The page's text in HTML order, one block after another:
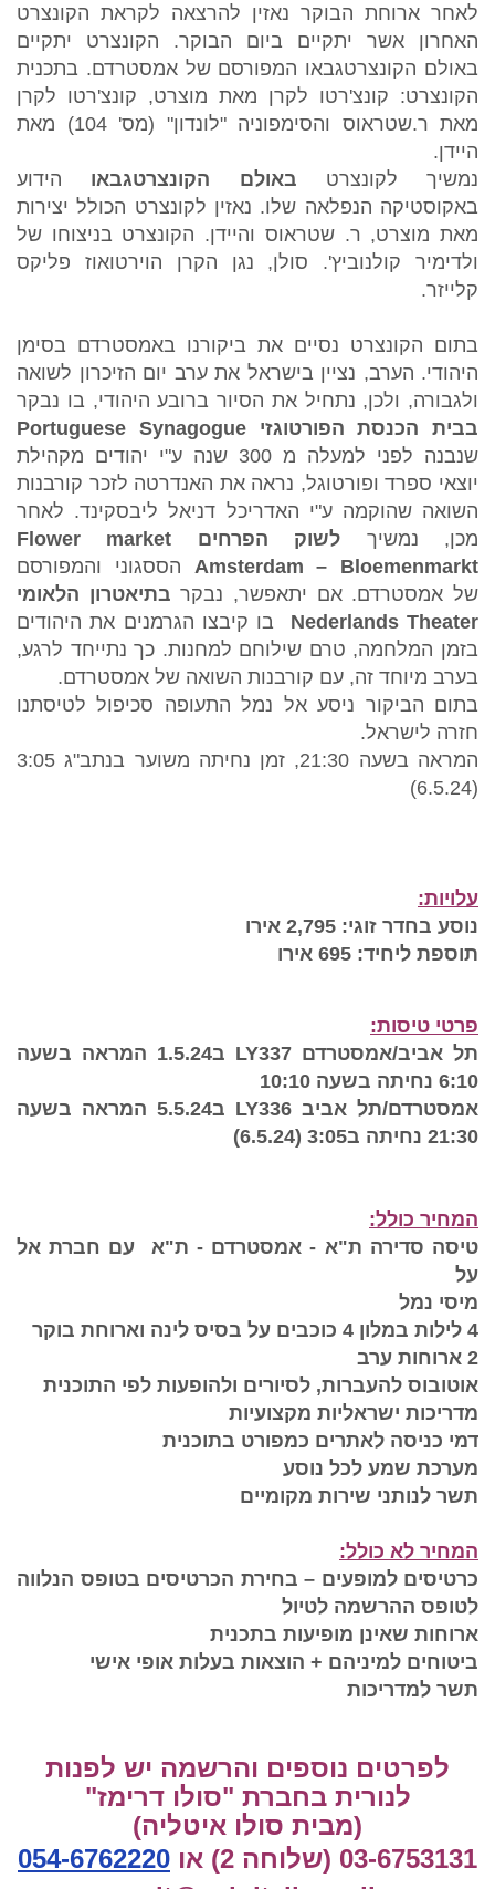
לאחר ארוחת הבוקר נאזין להרצאה לקראת הקונצרט
האחרון אשר יתקיים ביום הבוקר. הקונצרט יתקיים
באולם הקונצרטגבאו המפורסם של אמסטרדם. בתכנית
הקונצרט: קונצ'רטו לקרן מאת מוצרט, קונצ'רטו לקרן
מאת ר.שטראוס והסימפוניה "לונדון" (מס' 104) מאת
היידן.
נמשיך לקונצרט באולם הקונצרטגבאו הידוע
באקוסטיקה הנפלאה שלו. נאזין לקונצרט הכולל יצירות
מאת מוצרט, ר. שטראוס והיידן. הקונצרט בניצוחו של
ולדימיר קולנוביץ'. סולן, נגן הקרן הוירטואוז פליקס
קלייזר.
בתום הקונצרט נסיים את ביקורנו באמסטרדם בסימן
היהודי. הערב, נציין בישראל את ערב יום הזיכרון לשואה
ולגבורה, ולכן, נתחיל את הסיור ברובע היהודי, בו נבקר
בבית הכנסת הפורטוגזי
Portuguese Synagogue
שנבנה לפני למעלה מ 300 שנה ע"י יהודים מקהילת
יוצאי ספרד ופורטוגל, נראה את האנדרטה לזכר קורבנות
השואה שהוקמה ע"י האדריכל דניאל ליבסקינד. לאחר
מכן, נמשיך לשוק הפרחים Flower market
Amsterdam – Bloemenmarkt הססגוני והמפורסם
של אמסטרדם. אם יתאפשר, נבקר בתיאטרון הלאומי
Nederlands Theater
בו קיבצו הגרמנים את היהודים
בזמן המלחמה, טרם שילוחם למחנות. כך נתייחד לרגע,
בערב מיוחד זה, עם קורבנות השואה של אמסטרדם.
בתום הביקור ניסע אל נמל התעופה סכיפול לטיסתנו
חזרה לישראל.
המראה בשעה 21:30, זמן נחיתה משוער בנתב"ג 3:05
(6.5.24)
עלויות:
נוסע בחדר זוגי: 2,795 אירו
תוספת ליחיד: 695 אירו
פרטי טיסות:
תל אביב/אמסטרדם LY337
ב1.5.24 המראה בשעה
6:10 נחיתה בשעה 10:10
אמסטרדם/תל אביב LY336
ב5.5.24 המראה בשעה
21:30 נחיתה ב3:05 (6.5.24)
המחיר כולל:
טיסה סדירה ת"א - אמסטרדם - ת"א עם חברת אל
על
מיסי נמל
4 לילות במלון 4 כוכבים
על בסיס לינה וארוחת בוקר
2 ארוחות ערב
אוטובוס להעברות, לסיורים ולהופעות לפי התוכנית
מדריכות ישראליות מקצועיות
דמי כניסה לאתרים כמפורט בתוכנית
מערכת שמע לכל נוסע
תשר לנותני שירות מקומיים
המחיר לא כולל:
כרטיסים למופעים – בחירת הכרטיסים בטופס הנלווה
לטופס ההרשמה לטיול
ארוחות שאינן מופיעות בתכנית
ביטוחים למיניהם + הוצאות בעלות אופי אישי
תשר למדריכות
לפרטים נוספים והרשמה יש לפנות
לנורית בחברת "סולו דרימז"
(מבית סולו איטליה)
03-6753131 (שלוחה 2) או
054-6762220